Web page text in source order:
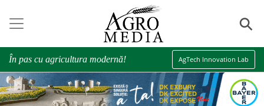
⚲
În pas cu agricultura modernă! AgTech Innovation Lab